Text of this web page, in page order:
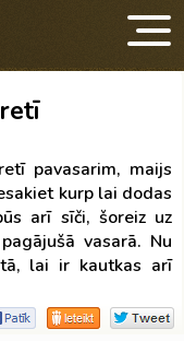
pavasarim, maijs
kurp lai dodas
arī sīči, šoreiz uz
vasarā. Nu
tā, lai ir kautkas arī